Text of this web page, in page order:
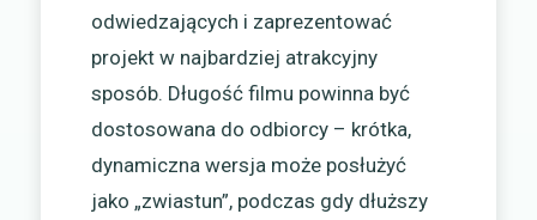
odwiedzających i zaprezentować
projekt w najbardziej atrakcyjny
sposób. Długość filmu powinna być
dostosowana do odbiorcy – krótka,
dynamiczna wersja może posłużyć
jako „zwiastun”, podczas gdy dłuższy